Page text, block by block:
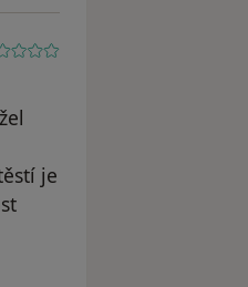
je